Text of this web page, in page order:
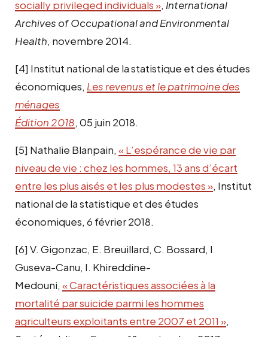
socially privileged individuals », International
Archives of Occupational and Environmental
Health, novembre 2014.
[4] Institut national de la statistique et des études
économiques, Les revenus et le patrimoine des
ménages
Édition 2018, 05 juin 2018.
[5] Nathalie Blanpain, « L’espérance de vie par
niveau de vie : chez les hommes, 13 ans d’écart
entre les plus aisés et les plus modestes », Institut
national de la statistique et des études
économiques, 6 février 2018.
[6] V. Gigonzac, E. Breuillard, C. Bossard, I
Guseva-Canu, I. Khireddine-
Medouni, « Caractéristiques associées à la
mortalité par suicide parmi les hommes
agriculteurs exploitants entre 2007 et 2011 »,